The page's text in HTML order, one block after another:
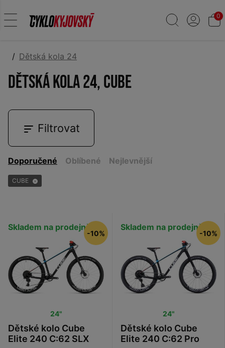
0
Dětská kola 24
Dětská kola 24, CUBE
Filtrovat
Doporučené Oblíbené Nejlevnější
CUBE
Skladem na prodejně
24"
Dětské kolo Cube
Elite 240 C:62 SLX
-10%
Skladem na prodejně
24"
Dětské kolo Cube
Elite 240 C:62 Pro
-10%